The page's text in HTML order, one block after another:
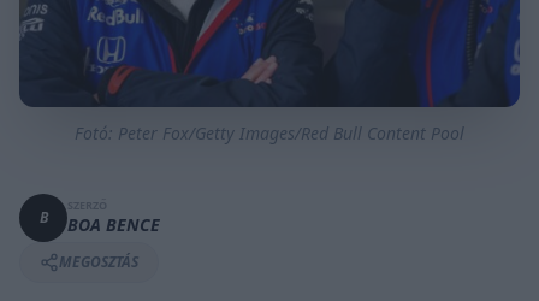
Fotó: Peter Fox/Getty Images/Red Bull Content Pool
B BOA BENCE
MEGOSZTÁS